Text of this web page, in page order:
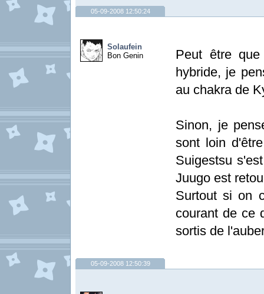
05-09-2008 12:50:24
Solaufein
Bon Genin
Peut être
hybride, je
au chakra de
Sinon, je
sont loin
Suigestsu
Juugo est
Surtout si on
courant de ce
sortis de
05-09-2008 12:50:39